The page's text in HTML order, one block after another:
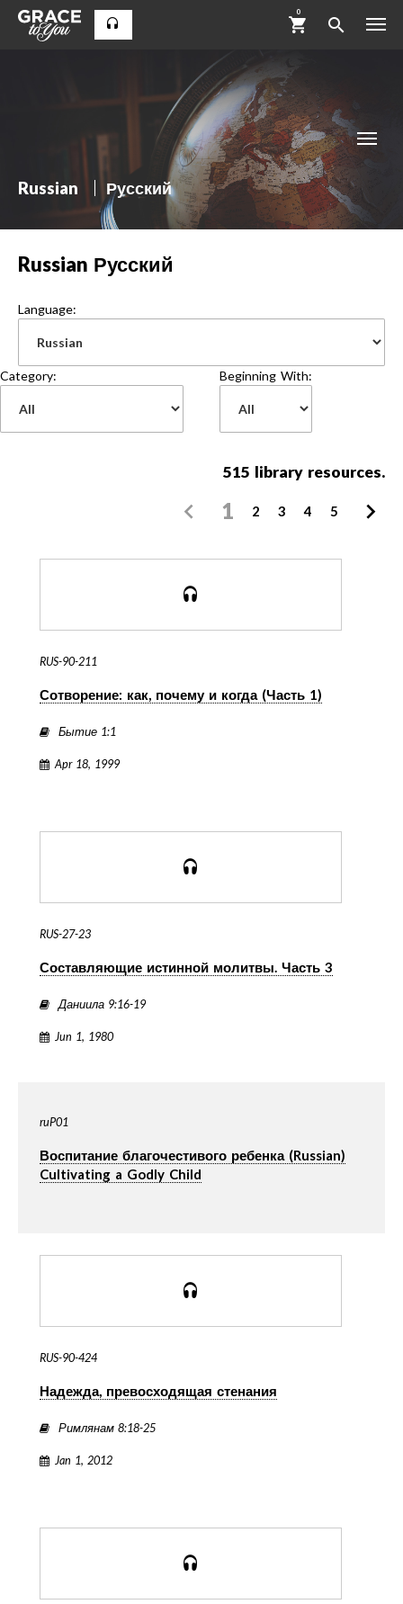
0
Russian Русский
Russian Русский
Language:
Category: Beginning With:
515 library resources.
1 2 3 4 5
RUS-90-211
Сотворение: как, почему и когда (Часть 1)
Бытие 1:1
Apr 18, 1999
RUS-27-23
Составляющие истинной молитвы. Часть 3
Даниила 9:16-19
Jun 1, 1980
ruP01
Воспитание благочестивого ребенка (Russian)
Cultivating a Godly Child
RUS-90-424
Надежда, превосходящая стенания
Римлянам 8:18-25
Jan 1, 2012